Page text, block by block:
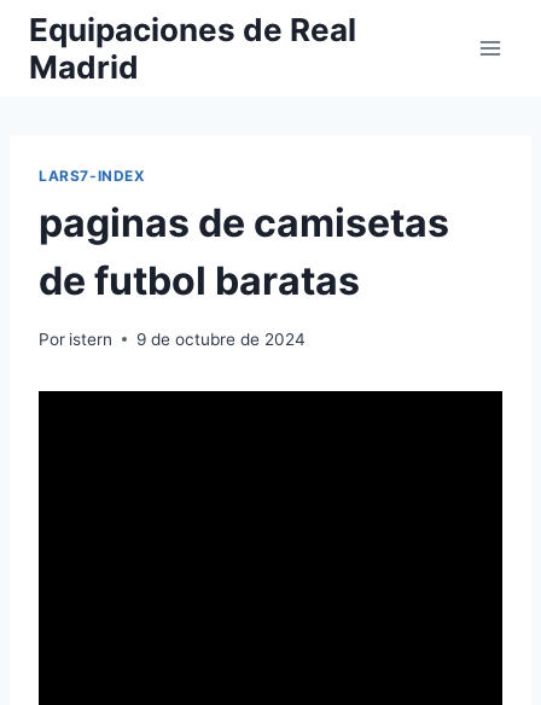
Saltar
contenido
Equipaciones de Real
Madrid
LARS7-INDEX
paginas de camisetas
de futbol baratas
Por istern 9 de octubre de 2024